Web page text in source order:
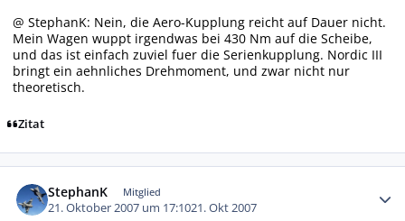
@ StephanK: Nein, die Aero-Kupplung reicht auf Dauer nicht.
Mein Wagen wuppt irgendwas bei 430 Nm auf die Scheibe,
und das ist einfach zuviel fuer die Serienkupplung. Nordic III
bringt ein aehnliches Drehmoment, und zwar nicht nur
theoretisch.
Zitat
StephanK Mitglied
21. Oktober 2007 um 17:1021. Okt 2007